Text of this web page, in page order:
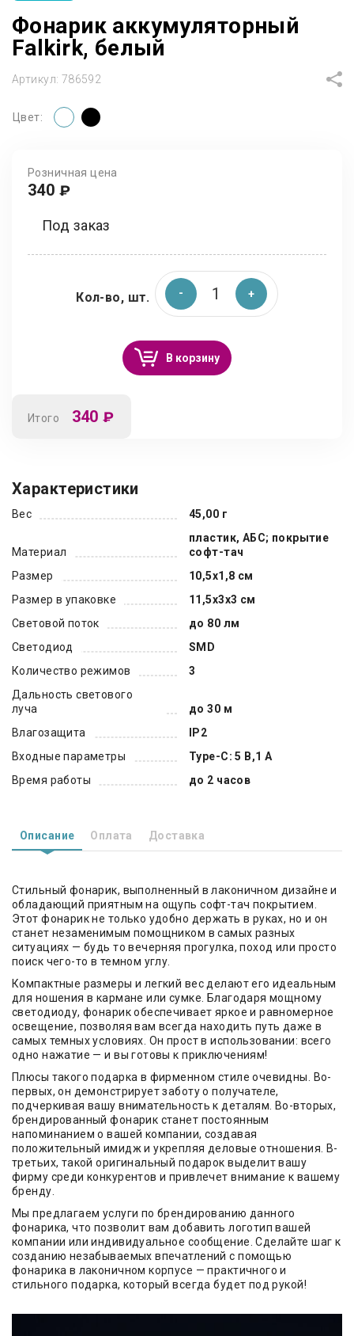
Фонарик аккумуляторный
Falkirk, белый
Артикул: 786592
Цвет:
Розничная цена
340 ₽
Под заказ
Кол-во, шт.
В корзину
Итого 340 ₽
Характеристики
Вес 45,00 г
Материал
пластик, АБС; покрытие
софт-тач
Размер
10,5x1,8 см
Размер в упаковке
11,5x3x3 см
Световой поток
до 80 лм
Светодиод
SMD
Количество режимов
3
Дальность светового
луча
до 30 м
Влагозащита
IP2
Входные параметры
Type-C: 5 В,1 A
Время работы
до 2 часов
Описание Оплата Доставка
Стильный фонарик, выполненный в лаконичном дизайне и
обладающий приятным на ощупь софт-тач покрытием.
Этот фонарик не только удобно держать в руках, но и он
станет незаменимым помощником в самых разных
ситуациях — будь то вечерняя прогулка, поход или просто
поиск чего-то в темном углу.
Компактные размеры и легкий вес делают его идеальным
для ношения в кармане или сумке. Благодаря мощному
светодиоду, фонарик обеспечивает яркое и равномерное
освещение, позволяя вам всегда находить путь даже в
самых темных условиях. Он прост в использовании: всего
одно нажатие — и вы готовы к приключениям!
Плюсы такого подарка в фирменном стиле очевидны. Во-
первых, он демонстрирует заботу о получателе,
подчеркивая вашу внимательность к деталям. Во-вторых,
брендированный фонарик станет постоянным
напоминанием о вашей компании, создавая
положительный имидж и укрепляя деловые отношения. В-
третьих, такой оригинальный подарок выделит вашу
фирму среди конкурентов и привлечет внимание к вашему
бренду.
Мы предлагаем услуги по брендированию данного
фонарика, что позволит вам добавить логотип вашей
компании или индивидуальное сообщение. Сделайте шаг к
созданию незабываемых впечатлений с помощью
фонарика в лаконичном корпусе — практичного и
стильного подарка, который всегда будет под рукой!